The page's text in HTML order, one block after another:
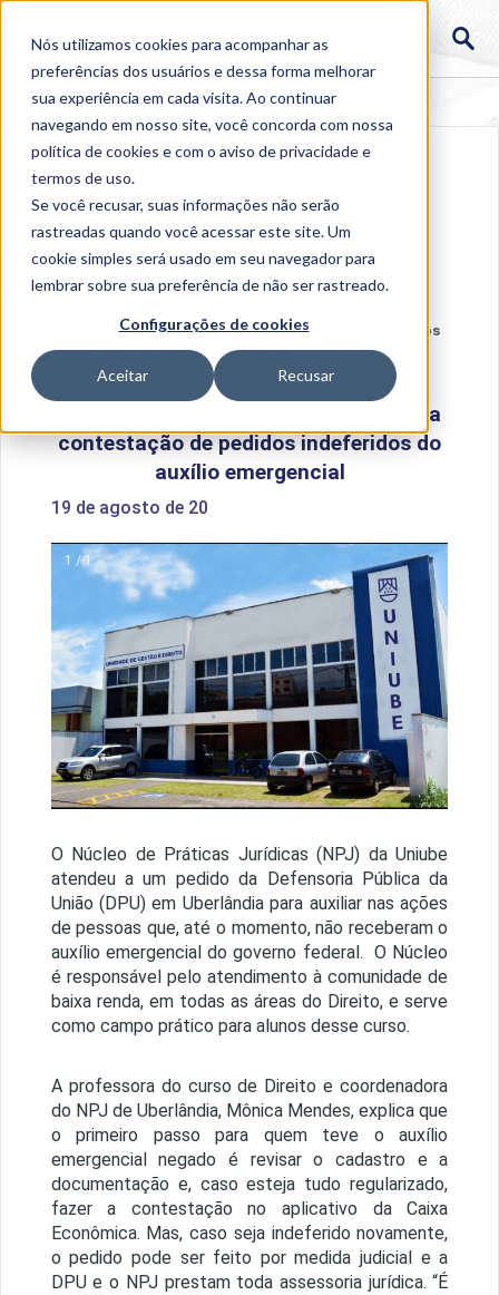
Nós utilizamos cookies para acompanhar as
preferências dos usuários e dessa forma melhorar
sua experiência em cada visita. Ao continuar
navegando em nosso site, você concorda com nossa
política de cookies e com o aviso deprivacidade e
termos de uso.
Se você recusar, suas informações não serão
rastreadas quando você acessar este site. Um
cookie simples será usado em seu navegador para
lembrar sobre sua preferência de não ser rastreado.
Configurações de cookies
Aceitar Recusar
fecha parceria com a DPU para contestação de pedidos
indeferidos do auxílio emergencial
Uniube fecha parceria com a DPU para
contestação de pedidos indeferidos do
auxílio emergencial
19 de agosto de 20
1 / 1
O Núcleo de Práticas Jurídicas (NPJ) da Uniube
atendeu a um pedido da Defensoria Pública da
União (DPU) em Uberlândia para auxiliar nas ações
de pessoas que, até o momento, não receberam o
auxílio emergencial do governo federal. O Núcleo
é responsável pelo atendimento à comunidade de
baixa renda, em todas as áreas do Direito, e serve
como campo prático para alunos desse curso.
A professora do curso de Direito e coordenadora
do NPJ de Uberlândia, Mônica Mendes, explica que
o primeiro passo para quem teve o auxílio
emergencial negado é revisar o cadastro e a
documentação e, caso esteja tudo regularizado,
fazer a contestação no aplicativo da Caixa
Econômica. Mas, caso seja indeferido novamente,
o pedido pode ser feito por medida judicial e a
DPU e o NPJ prestam toda assessoria jurídica. “É